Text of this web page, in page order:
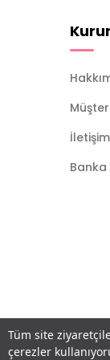
Tüm site
çerezler
İletişim
Banka